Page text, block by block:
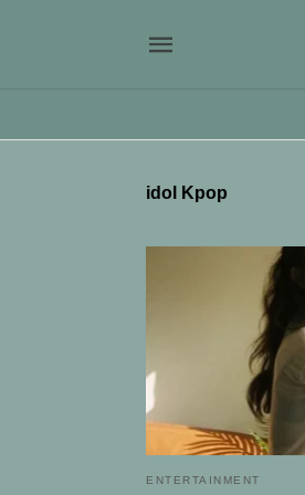
idol Kpop
ENTERTAINMENT